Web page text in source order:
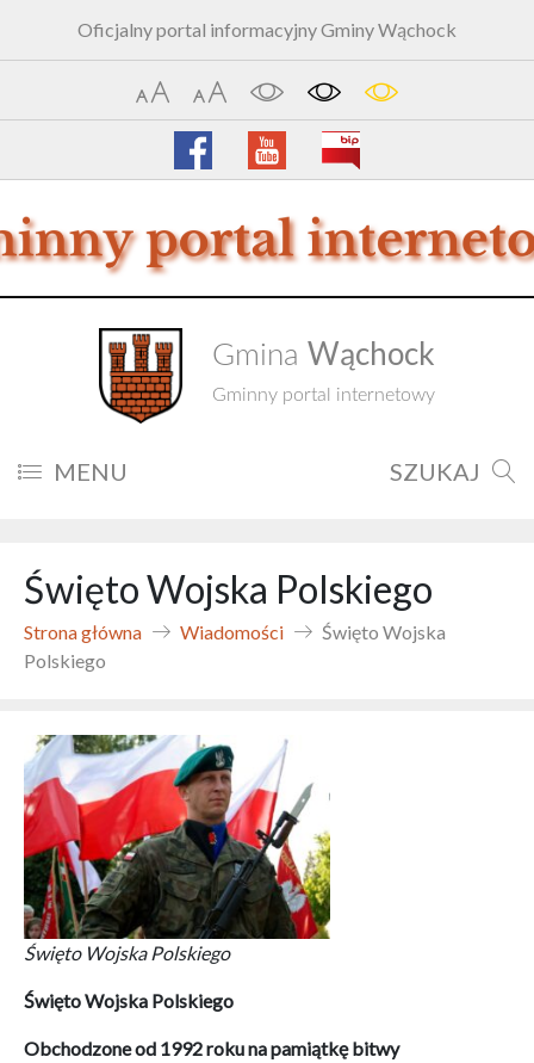
Oficjalny portal informacyjny Gminy Wąchock
Gmina Wąchock
Gminny portal internetowy
MENU SZUKAJ
Święto Wojska Polskiego
Strona główna Wiadomości
Święto Wojska
Polskiego
Święto Wojska Polskiego
Święto Wojska Polskiego
Obchodzone od 1992 roku na pamiątkę bitwy